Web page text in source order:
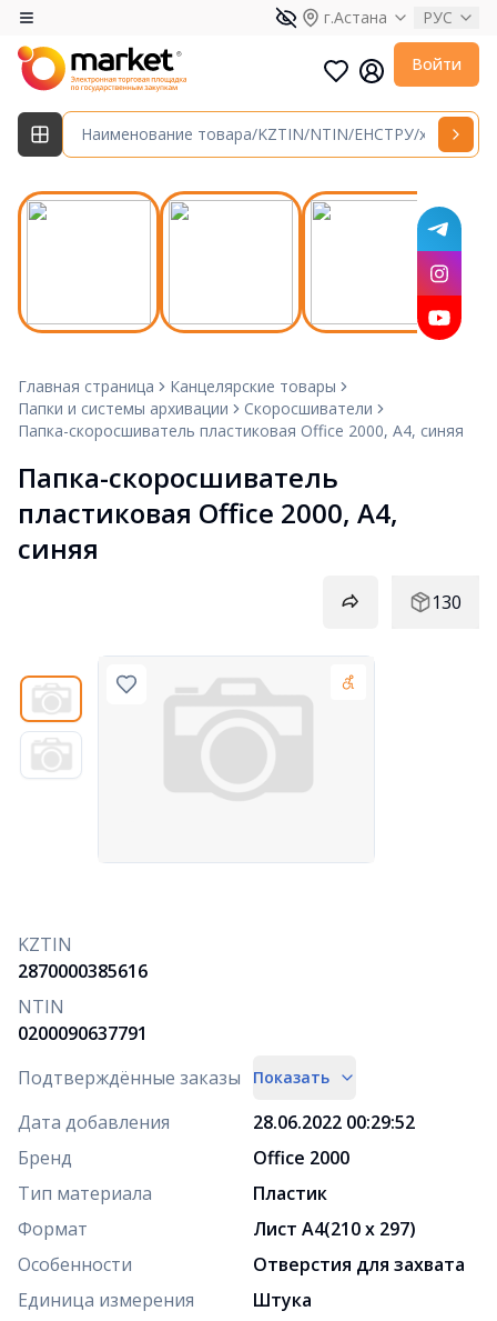
г.Астана РУС
Войти
Главная страница
Канцелярские товары
Папки и системы архивации
Скоросшиватели
Папка-скоросшиватель пластиковая Office 2000, А4, синяя
Папка-скоросшиватель
пластиковая Office 2000, А4,
синяя
130
KZTIN
2870000385616
NTIN
0200090637791
Подтверждённые заказы
Показать
Дата добавления
28.06.2022 00:29:52
Бренд
Office 2000
Тип материала
Пластик
Формат
Лист А4(210 x 297)
Особенности
Отверстия для захвата
Единица измерения
Штука